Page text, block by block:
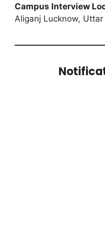
Campus Interview
Aliganj Lucknow, Uttar